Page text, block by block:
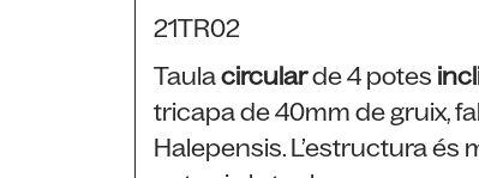
21TR02
Taulacircularde 4 potes
tricapa de 40mm de gruix,
Halepensis. L’estructura és